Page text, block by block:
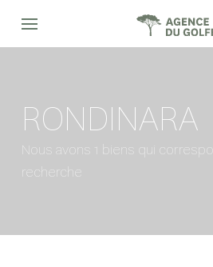
RONDINARA
Nous avons 1 biens qui
recherche